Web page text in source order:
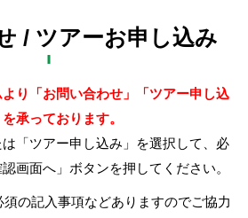
/ ツアーお申し込み
り「お問い合わせ」「ツアー申し込
承っております。
は「ツアー申し込み」を選択して、必
画面へ」ボタンを押してください。
の記入事項などありますのでご協力